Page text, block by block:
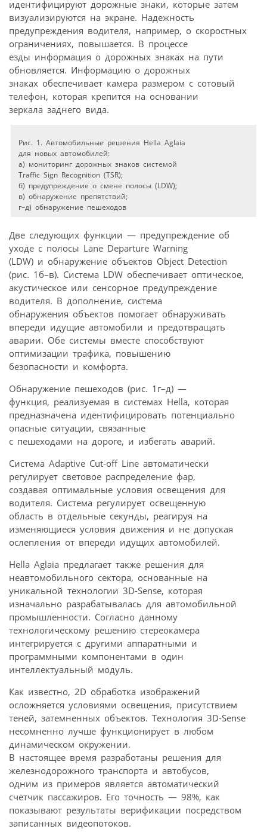
идентифицируют дорожные знаки, которые затем
визуализируются на экране. Надежность
предупреждения водителя, например, о скоростных
ограничениях, повышается. В процессе
езды информация о дорожных знаках на пути
обновляется. Информацию о дорожных
знаках обеспечивает камера размером с сотовый
телефон, которая крепится на основании
зеркала заднего вида.
Рис. 1. Автомобильные решения Hella Aglaia
для новых автомобилей:
а) мониторинг дорожных знаков системой
Traffic Sign Recognition (TSR);
б) предупреждение о смене полосы (LDW);
в) обнаружение препятствий;
г–д) обнаружение пешеходов
Две следующих функции — предупреждение об
уходе с полосы Lane Departure Warning
(LDW) и обнаружение объектов Object Detection
(рис. 1б–в). Система LDW обеспечивает оптическое,
акустическое или сенсорное предупреждение
водителя. В дополнение, система
обнаружения объектов помогает обнаруживать
впереди идущие автомобили и предотвращать
аварии. Обе системы вместе способствуют
оптимизации трафика, повышению
безопасности и комфорта.
Обнаружение пешеходов (рис. 1г–д) —
функция, реализуемая в системах Hella, которая
предназначена идентифицировать потенциально
опасные ситуации, связанные
с пешеходами на дороге, и избегать аварий.
Система Adaptive Cut-off Line автоматически
регулирует световое распределение фар,
создавая оптимальные условия освещения для
водителя. Система регулирует освещенную
область в отдельные секунды, реагируя на
изменяющиеся условия движения и не допуская
ослепления от впереди идущих автомобилей.
Hella Aglaia предлагает также решения для
неавтомобильного сектора, основанные на
уникальной технологии 3D-Sense, которая
изначально разрабатывалась для автомобильной
промышленности. Согласно данному
технологическому решению стереокамера
интегрируется с другими аппаратными и
программными компонентами в один
интеллектуальный модуль.
Как известно, 2D обработка изображений
осложняется условиями освещения, присутствием
теней, затемненных объектов. Технология 3D-Sense
несомненно лучше функционирует в любом
динамическом окружении.
В настоящее время разработаны решения для
железнодорожного транспорта и автобусов,
одним из примеров является автоматический
счетчик пассажиров. Его точность — 98%, как
показывают результаты верификации посредством
записанных видеопотоков.